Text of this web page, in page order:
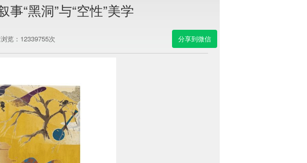
“黑洞”与“空性”美学
览： 12339755次 分享到微信